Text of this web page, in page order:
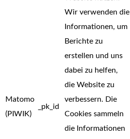
Matomo
(PIWIK)
_pk_id
Wir verwenden die
Informationen, um
Berichte zu
erstellen und uns
dabei zu helfen,
die Website zu
verbessern. Die
Cookies sammeln
die Informationen